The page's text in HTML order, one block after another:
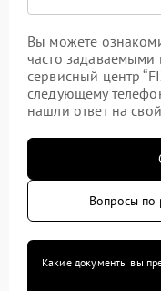
Вы можете
часто задаваемыми
сервисный центр
следующему
нашли ответ на
Вопросы по
Какие документы вы